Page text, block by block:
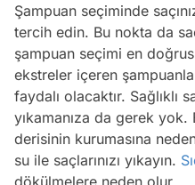
Şampuan seçiminde
tercih edin. Bu nokta da
şampuan seçimi en
ekstreler içeren
faydalı olacaktır. Sağlıklı
yıkamanıza da gerek
derisinin kurumasına
su ile saçlarınızı yıkayın.
dökülmelere neden olur.